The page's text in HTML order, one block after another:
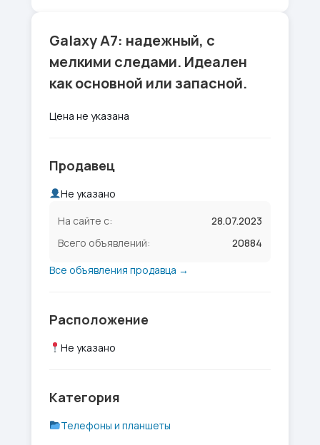
Galaxy A7: надежный, с
мелкими следами. Идеален
как основной или запасной.
Цена не указана
Продавец
Не указано
На сайте с:
28.07.2023
Всего объявлений:
20884
Все объявления продавца →
Расположение
Не указано
Категория
Телефоны и планшеты